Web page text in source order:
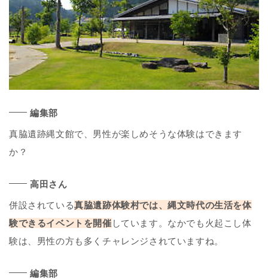
編集部
真脇遺跡縄文館で、男性が楽しめそうな体験はできます
か？
高田さん
併設されている真脇遺跡体験村では、縄文時代の生活を体
験できるイベントを開催 しています。なかでも火起こし体
験は、男性の方も多くチャレンジされていますね。
編集部